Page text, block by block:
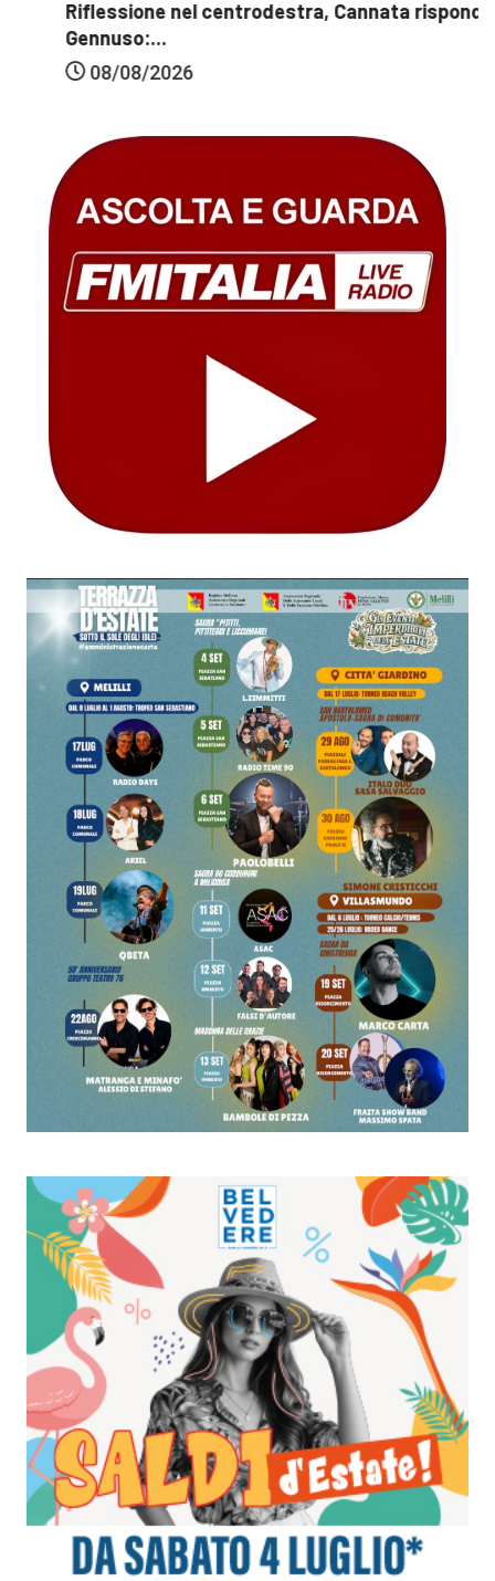
Riflessione nel centrodestra, Cannata risponde a
Gennuso:...
08/08/2026